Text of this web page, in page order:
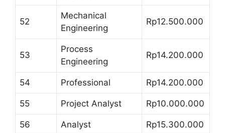
52
Mechanical
Engineering
Rp12.500.000
53
Process
Engineering
Rp14.200.000
54 Professional Rp14.200.000
55 Project Analyst Rp10.000.000
56 Analyst Rp15.300.000